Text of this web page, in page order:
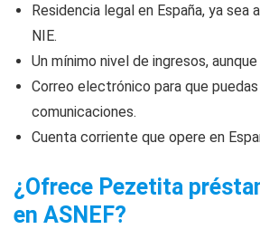
Residencia legal en España, ya sea
NIE.
Un mínimo nivel de ingresos,
Correo electrónico para que
comunicaciones.
Cuenta corriente que opere en
¿Ofrece Pezetita
en ASNEF?